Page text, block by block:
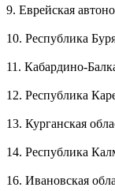
9. Еврейская
10. Республика
11. Кабардино-
12. Республика
13. Курганская
14. Республика
16. Ивановская